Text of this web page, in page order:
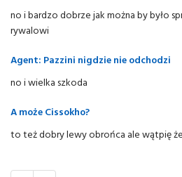
no i bardzo dobrze jak można by było
rywalowi
Agent: Pazzini nigdzie nie odchodzi
no i wielka szkoda
A może Cissokho?
to też dobry lewy obrońca ale wątpię